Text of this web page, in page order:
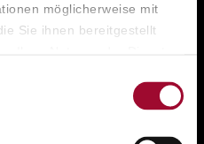
möglicherweise mit
Sie ihnen bereitgestellt